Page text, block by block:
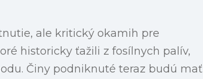
ale kritický okamih pre
historicky ťažili z fosílnych palív,
Činy podniknuté teraz budú mať